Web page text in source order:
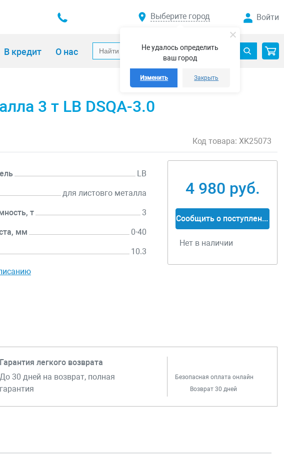
Не удалось определить
ваш город
Изменить Закрыть
Выберите город Войти
В кредит О нас
3 т LB DSQA-3.0
Код товара: XK25073
LB
для листовго металла
т 3
мм 0-40
10.3
4 980 руб.
Сообщить о поступлении
Нет в наличии
Гарантия легкого возврата
До 30 дней на возврат, полная
гарантия
Безопасная оплата онлайн
Возврат 30 дней